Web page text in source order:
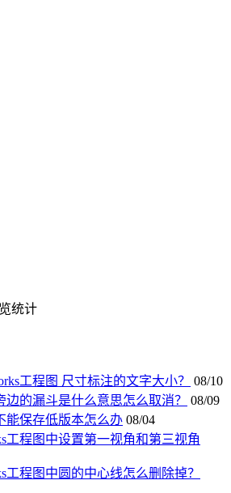
统计
工程图 尺寸标注的文字大小？
08/10
边的漏斗是什么意思怎么取消？
08/09
能保存低版本怎么办 08/04
工程图中设置第一视角和第三视角
工程图中圆的中心线怎么删除掉？